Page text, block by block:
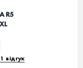
R5
1 відгук